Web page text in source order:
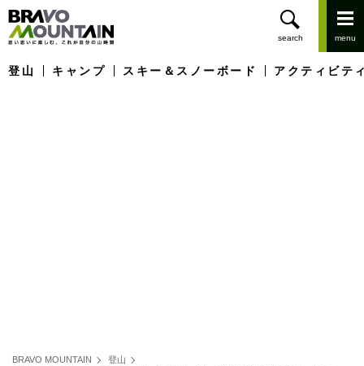
登山 キャンプ スキー＆スノーボード アクティビテ
BRAVO MOUNTAIN
登山